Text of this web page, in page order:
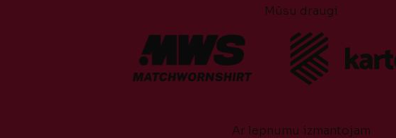
Mūsu draugi
Ar lepnumu izmantojam